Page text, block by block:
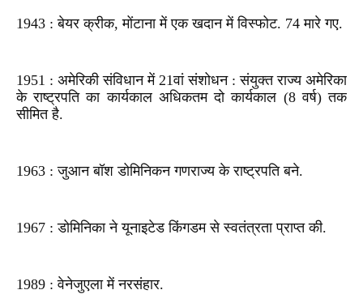
1943 : बेयर क्रीक, मोंटाना में एक खदान में विस्फोट. 74 मारे गए.
1951 : अमेरिकी संविधान में 21वां संशोधन : संयुक्त राज्य अमेरिका
के राष्ट्रपति का कार्यकाल अधिकतम दो कार्यकाल (8 वर्ष) तक
सीमित है.
1963 : जुआन बॉश डोमिनिकन गणराज्य के राष्ट्रपति बने.
1967 : डोमिनिका ने यूनाइटेड किंगडम से स्वतंत्रता प्राप्त की.
1989 : वेनेजुएला में नरसंहार.